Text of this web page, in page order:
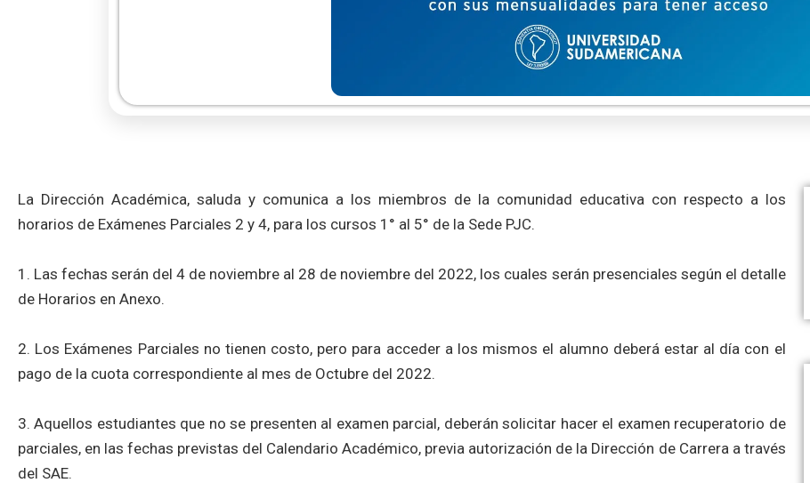
La Dirección Académica, saluda y comunica a los miembros de la comunidad educativa con respecto a los
horarios de Exámenes Parciales 2 y 4, para los cursos 1° al 5° de la Sede PJC.
1. Las fechas serán del 4 de noviembre al 28 de noviembre del 2022, los cuales serán presenciales según el detalle
de Horarios en Anexo.
2. Los Exámenes Parciales no tienen costo, pero para acceder a los mismos el alumno deberá estar al día con el
pago de la cuota correspondiente al mes de Octubre del 2022.
3. Aquellos estudiantes que no se presenten al examen parcial, deberán solicitar hacer el examen recuperatorio de
parciales, en las fechas previstas del Calendario Académico, previa autorización de la Dirección de Carrera a través
del SAE.